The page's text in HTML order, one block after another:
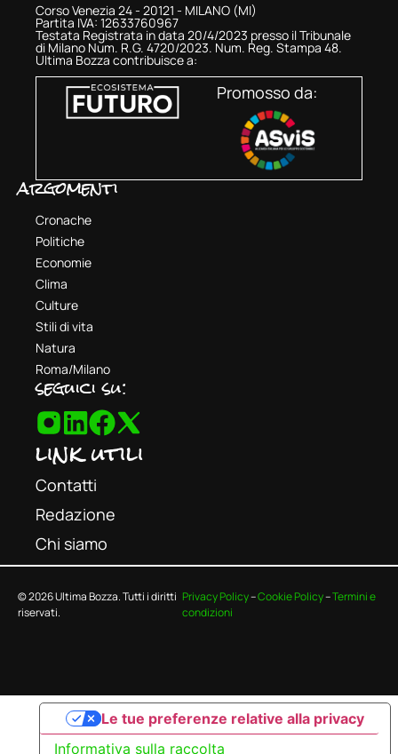
Corso Venezia 24 - 20121 - MILANO (MI)
Partita IVA: 12633760967
Testata Registrata in data 20/4/2023 presso il Tribunale
di Milano Num. R.G. 4720/2023. Num. Reg. Stampa 48.
Ultima Bozza contribuisce a:
Promosso da:
argomenti
Cronache
Politiche
Economie
Clima
Culture
Stili di vita
Natura
Roma/Milano
seguici su:
link utili
Contatti
Redazione
Chi siamo
© 2026 Ultima Bozza. Tutti i diritti
riservati.
Privacy Policy–Cookie Policy–Termini e
condizioni
Informativa sulla raccolta
Le tue preferenze relative alla privacy